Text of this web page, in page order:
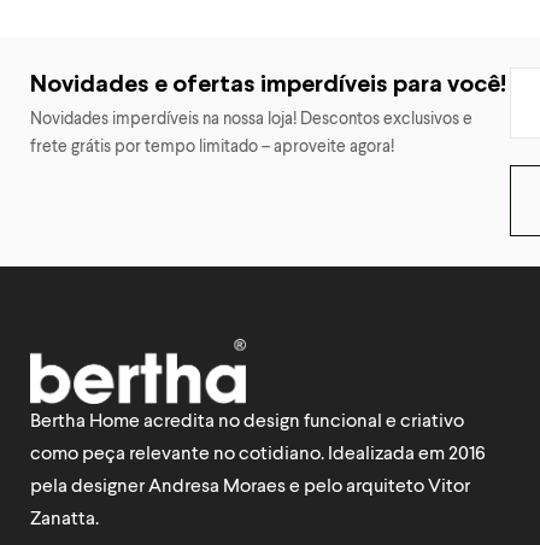
Novidades e ofertas imperdíveis para você!
Novidades imperdíveis na nossa loja! Descontos exclusivos e
frete grátis por tempo limitado – aproveite agora!
Bertha Home acredita no design funcional e criativo
como peça relevante no cotidiano. Idealizada em 2016
pela designer Andresa Moraes e pelo arquiteto Vitor
Zanatta.